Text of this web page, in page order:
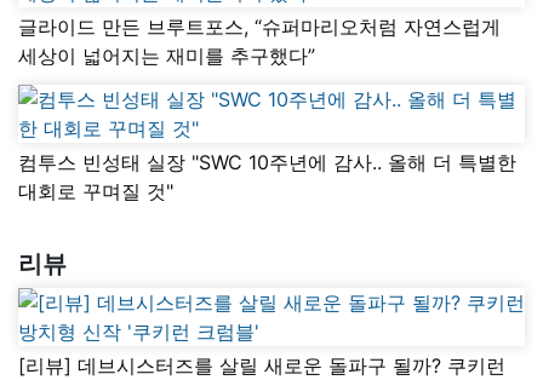
글라이드 만든 브루트포스, “슈퍼마리오처럼 자연스럽게
세상이 넓어지는 재미를 추구했다”
컴투스 빈성태 실장 "SWC 10주년에 감사.. 올해 더 특별한
대회로 꾸며질 것"
리뷰
[리뷰] 데브시스터즈를 살릴 새로운 돌파구 될까? 쿠키런